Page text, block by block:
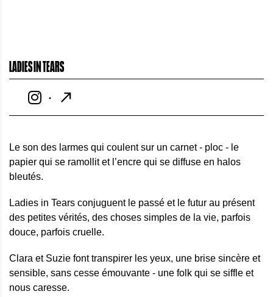
LADIES IN TEARS
Le son des larmes qui coulent sur un carnet - ploc - le
papier qui se ramollit et l’encre qui se diffuse en halos
bleutés.
Ladies in Tears conjuguent le passé et le futur au présent
des petites vérités, des choses simples de la vie, parfois
douce, parfois cruelle.
Clara et Suzie font transpirer les yeux, une brise sincère et
sensible, sans cesse émouvante - une folk qui se siffle et
nous caresse.